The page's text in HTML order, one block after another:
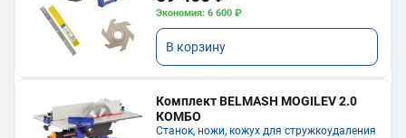
Экономия: 6 600 ₽
В корзину
Комплект BELMASH MOGILEV 2.0
КОМБО
Станок, ножи, кожух для стружкоудаления